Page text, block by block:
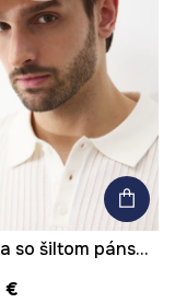
Čiapka so šiltom pánska
€